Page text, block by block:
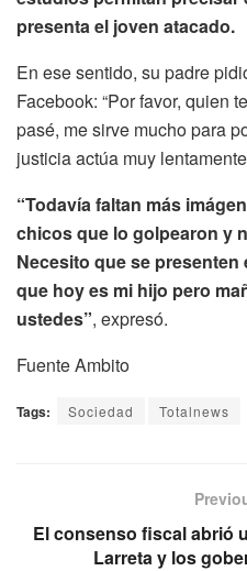
presenta el joven atacado.
En ese sentido, su padre
Facebook: “Por favor, quien
pasé, me sirve mucho para
justicia actúa muy
“Todavía faltan más
chicos que lo golpearon y
Necesito que se
que hoy es mi hijo pero
ustedes”, expresó.
Fuente Ambito
Tags: Sociedad Totalnews
El consenso fiscal abrió
Larreta y los